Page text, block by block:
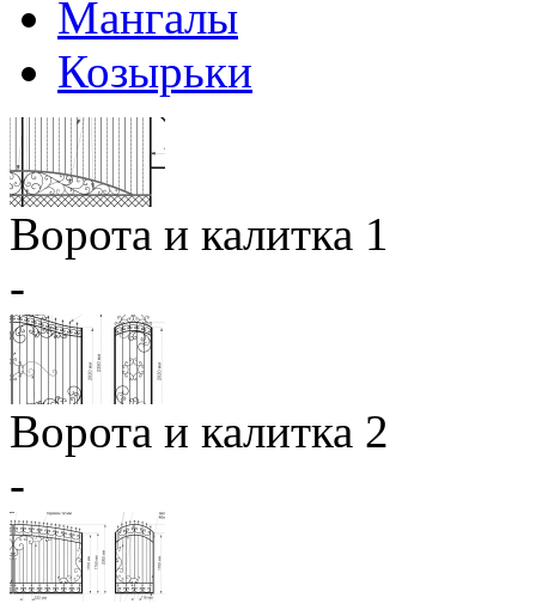
Мангалы
Козырьки
Ворота и калитка 1
-
Ворота и калитка 2
-